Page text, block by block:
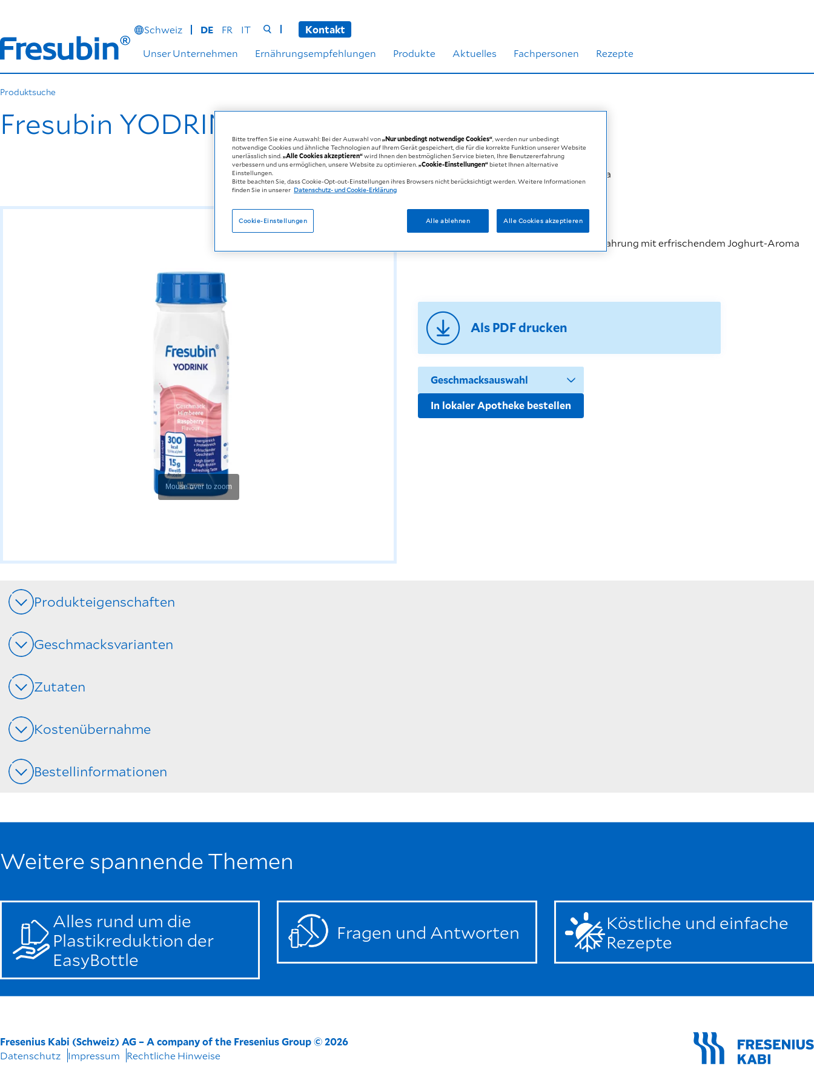
Schweiz DE FR IT
Kontakt
Unser Unternehmen
Ernährungsempfehlungen Produkte Aktuelles Fachpersonen Rezepte
Produktsuche
Fresubin YODRINK
Mouse over to zoom
Die starke Erfrischung mit Joghurt-Aroma
300 kcal 15 g Protein 1 Aroma
Gebrauchsfertige, hochkalorische Trinknahrung mit erfrischendem Joghurt-Aroma
Als PDF drucken
In lokaler Apotheke bestellen
Produkteigenschaften
Geschmacksvarianten
Zutaten
Kostenübernahme
Bestellinformationen
Weitere spannende Themen
Alles rund um die
Plastikreduktion der
EasyBottle
Fragen und Antworten
Köstliche und einfache
Rezepte
Fresenius Kabi (Schweiz) AG – A company of the Fresenius Group © 2026
Datenschutz
Impressum Rechtliche Hinweise
Bitte treffen Sie eine Auswahl: Bei der Auswahl von„Nur unbedingt notwendige Cookies“ , werden nur unbedingt
notwendige Cookies und ähnliche Technologien auf Ihrem Gerät gespeichert, die für die korrekte Funktion unserer Website
unerlässlich sind.„Alle Cookies akzeptieren“wird Ihnen den bestmöglichen Service bieten, Ihre Benutzererfahrung
verbessern und uns ermöglichen, unsere Website zu optimieren.„Cookie-Einstellungen“bietet Ihnen alternative
Einstellungen.
Bitte beachten Sie, dass Cookie-Opt-out-Einstellungen ihres Browsers nicht berücksichtigt werden. Weitere Informationen
finden Sie in unserer Datenschutz- und Cookie-Erklärung
Cookie-Einstellungen Alle ablehnen Alle Cookies akzeptieren